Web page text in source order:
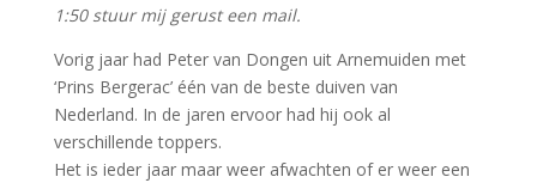
1:50 stuur mij gerust een mail.
Vorig jaar had Peter van Dongen uit Arnemuiden met
‘Prins Bergerac’ één van de beste duiven van
Nederland. In de jaren ervoor had hij ook al
verschillende toppers.
Het is ieder jaar maar weer afwachten of er weer een